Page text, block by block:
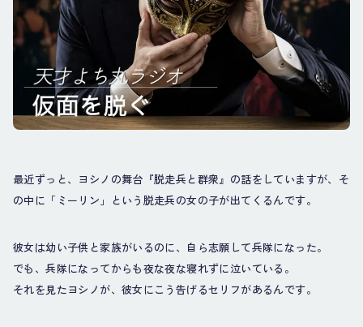
最近ずっと、ヨシノの舞台『脱走兵と群衆』の話をしていますが、そ
の中に「ミーリン」という脱走兵の女の子が出てくるんです。
彼女は幼い子供と家族がいるのに、自ら志願して兵隊になった。
でも、兵隊になってからも夜な夜な寝れずに泣いている。
それを見たヨシノが、彼女にこう告げるセリフがあるんです。